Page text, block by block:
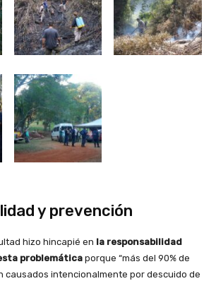
y prevención
hizo hincapié en la responsabilidad
problemática porque “más del 90% de
causados intencionalmente por descuido de